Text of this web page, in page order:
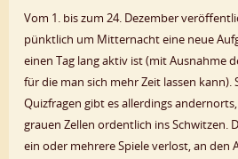
Vom 1. bis zum 24. Dezember
pünktlich um Mitternacht eine neue
einen Tag lang aktiv ist (mit Ausnahme
für die man sich mehr Zeit lassen kann).
Quizfragen gibt es allerdings
grauen Zellen ordentlich ins Schwitzen.
ein oder mehrere Spiele verlost, an den